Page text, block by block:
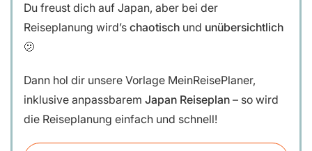
Du freust dich auf Japan, aber bei der
Reiseplanung wird’s chaotisch und unübersichtlich
🫤
Dann hol dir unsere Vorlage MeinReisePlaner,
inklusive anpassbarem Japan Reiseplan – so wird
die Reiseplanung einfach und schnell!